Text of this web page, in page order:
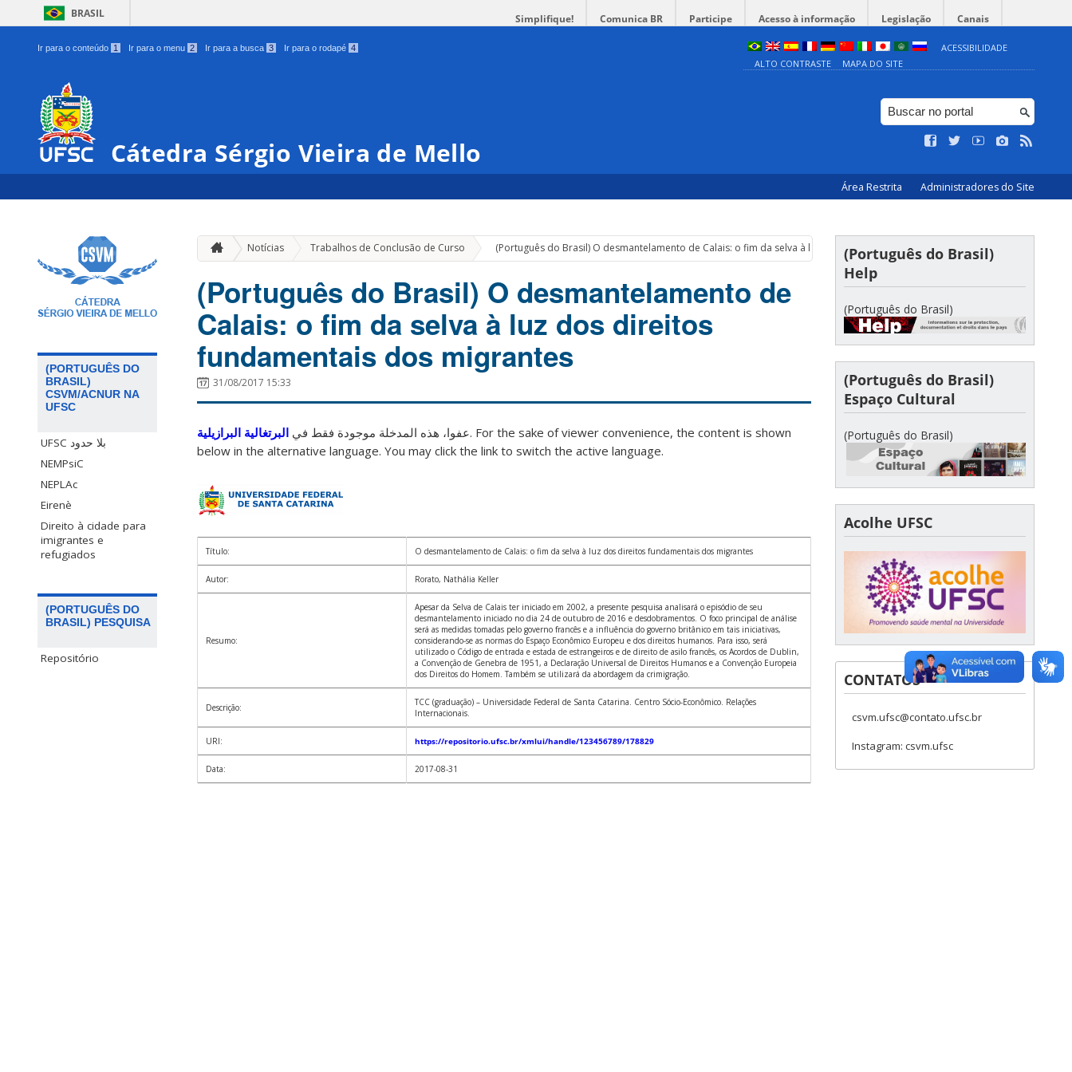
BRASIL Simplifique! Comunica BR Participe Acesso à informação Legislação Canais
Ir para o conteúdo 1 Ir para o menu 2 Ir para a busca 3 Ir para o rodapé 4
ACESSIBILIDADE
ALTO CONTRASTE
MAPA DO SITE
Cátedra Sérgio Vieira de Mello
Área Restrita Administradores do Site
(PORTUGUÊS DO
BRASIL)
CSVM/ACNUR NA
UFSC
UFSC بلا حدود
NEMPsiC
NEPLAc
Eirenè
Direito à cidade para
imigrantes e
refugiados
(PORTUGUÊS DO
BRASIL) PESQUISA
Repositório
Notícias Trabalhos de Conclusão de Curso » (Português do Brasil) O desmantelamento de Calais: o fim da selva à luz dos direitos fundamentais dos migrantes
(Português do Brasil) O desmantelamento de
Calais: o fim da selva à luz dos direitos
fundamentais dos migrantes
31/08/2017 15:33
عفوا، هذه المدخلة موجودة فقط في البرتغالية البرازيلية
. For the sake of viewer convenience, the content is shown
below in the alternative language. You may click the link to switch the active language.
Título: O desmantelamento de Calais: o fim da selva à luz dos direitos fundamentais dos migrantes
Autor: Rorato, Nathália Keller
Resumo:
Apesar da Selva de Calais ter iniciado em 2002, a presente pesquisa analisará o episódio de seu
desmantelamento iniciado no dia 24 de outubro de 2016 e desdobramentos. O foco principal de análise
será as medidas tomadas pelo governo francês e a influência do governo britânico em tais iniciativas,
considerando-se as normas do Espaço Econômico Europeu e dos direitos humanos. Para isso, será
utilizado o Código de entrada e estada de estrangeiros e de direito de asilo francês, os Acordos de Dublin,
a Convenção de Genebra de 1951, a Declaração Universal de Direitos Humanos e a Convenção Europeia
dos Direitos do Homem. Também se utilizará da abordagem da crimigração.
Descrição:
TCC (graduação) – Universidade Federal de Santa Catarina. Centro Sócio-Econômico. Relações
Internacionais.
URI: https://repositorio.ufsc.br/xmlui/handle/123456789/178829
Data: 2017-08-31
(Português do Brasil)
Help
(Português do Brasil)
(Português do Brasil)
Espaço Cultural
(Português do Brasil)
Acolhe UFSC
CONTATOS
csvm.ufsc@contato.ufsc.br
Instagram: csvm.ufsc